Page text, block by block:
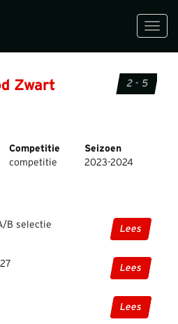
Zwart
2 - 5
Competitie
Seizoen
competitie 2023-2024
B selectie Lees
Lees
Lees